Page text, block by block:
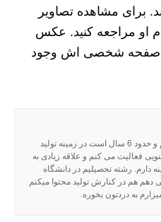
برای مشاهده تصاویر
او مراجعه کنید. عکس
صفحه شخصی اش وجود
سلام من سولماز هستم و حدود 6 سال است در زمینه تولید
فعالیت می کنم و علاقه زیادی به
دارم. رشته تحصیلیم در دانشگاه
دهم هم در کنارش تولید محتوا میکنم
به دردتون بخوره.